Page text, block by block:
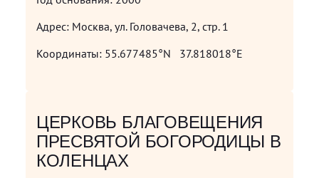
Адрес: Москва, ул. Головачева, 2, стр. 1
Координаты: 55.677485°N 37.818018°E
ЦЕРКОВЬ БЛАГОВЕЩЕНИЯ
ПРЕСВЯТОЙ БОГОРОДИЦЫ В
КОЛЕНЦАХ